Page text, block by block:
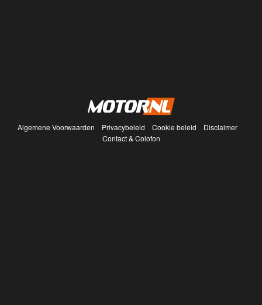
Algemene Voorwaarden Privacybeleid Cookie beleid
Disclaimer
Contact & Colofon